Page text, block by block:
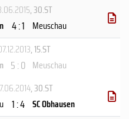
, 30.ST
4 : 1 Meuschau
, 15.ST
5 : 0 Meuschau
, 30.ST
1 : 4 SC Obhausen